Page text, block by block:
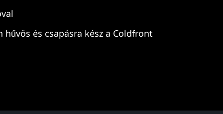
és csapásra kész a Coldfront